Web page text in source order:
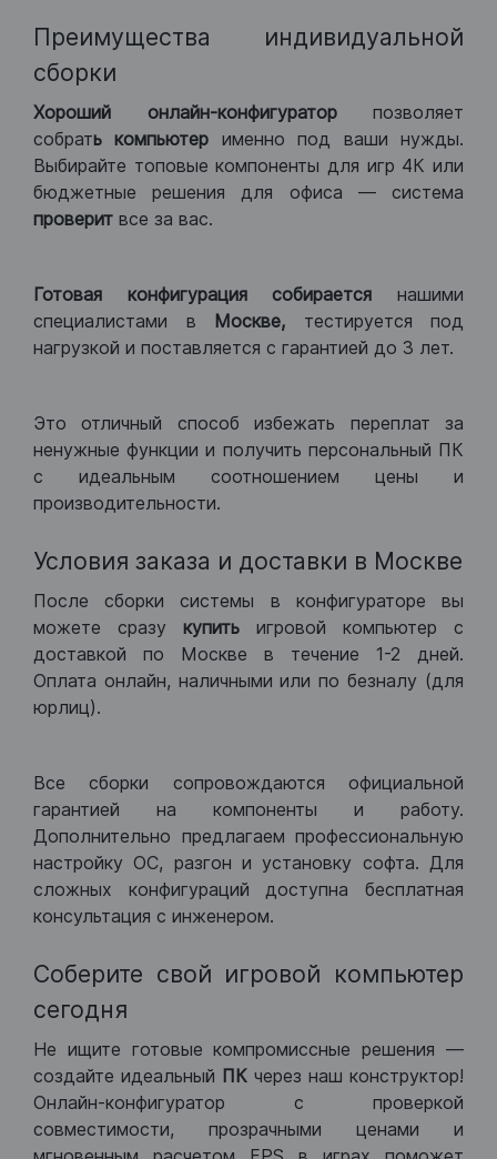
Преимущества индивидуальной
сборки
Хороший онлайн-конфигураторпозволяет
собрать компьютер именно под ваши нужды.
Выбирайте топовые компоненты для игр 4К или
бюджетные решения для офиса — система
проверит все за вас.
Готовая конфигурация собираетсянашими
специалистами в Москве, тестируется под
нагрузкой и поставляется с гарантией до 3 лет.
Это отличный способ избежать переплат за
ненужные функции и получить персональный ПК
с идеальным соотношением цены и
производительности.
Условия заказа и доставки в Москве
После сборки системы в конфигураторе вы
можете сразу купить игровой компьютер с
доставкой по Москве в течение 1-2 дней.
Оплата онлайн, наличными или по безналу (для
юрлиц).
Все сборки сопровождаются официальной
гарантией на компоненты и работу.
Дополнительно предлагаем профессиональную
настройку ОС, разгон и установку софта. Для
сложных конфигураций доступна бесплатная
консультация с инженером.
Соберите свой игровой компьютер
сегодня
Не ищите готовые компромиссные решения —
создайте идеальный ПК через наш конструктор!
Онлайн-конфигуратор с проверкой
совместимости, прозрачными ценами и